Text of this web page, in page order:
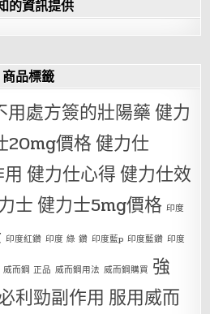
的資訊提供
商品標籤
用處方簽的壯陽藥健力
20mg價格健力仕
健力仕心得健力仕效
士健力士5mg價格 印度
印度紅鑽 印度 綠 鑽 印度藍p 印度藍鑽 印度
威而鋼 正品 威而鋼用法 威而鋼購買 強
利勁副作用 服用威而